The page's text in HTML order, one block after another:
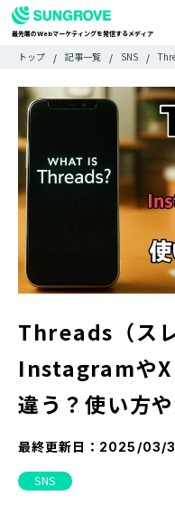
最先端のWebマーケティングを発信するメディア
ニ
ュ
ー
一
覧
すべての記事
CATEGORY
タグで探す
WRITER
ライターで探す
FEATURE
DOCUMENT
広告掲載に関するお問い合
『SUNGROVE』について
利用規約
広告掲載に関する規約
検
検
トップ 記事一覧 SNS
Threads（ス
Instagramや
違う？使い方
最終更新日： 2025/03/
SNS